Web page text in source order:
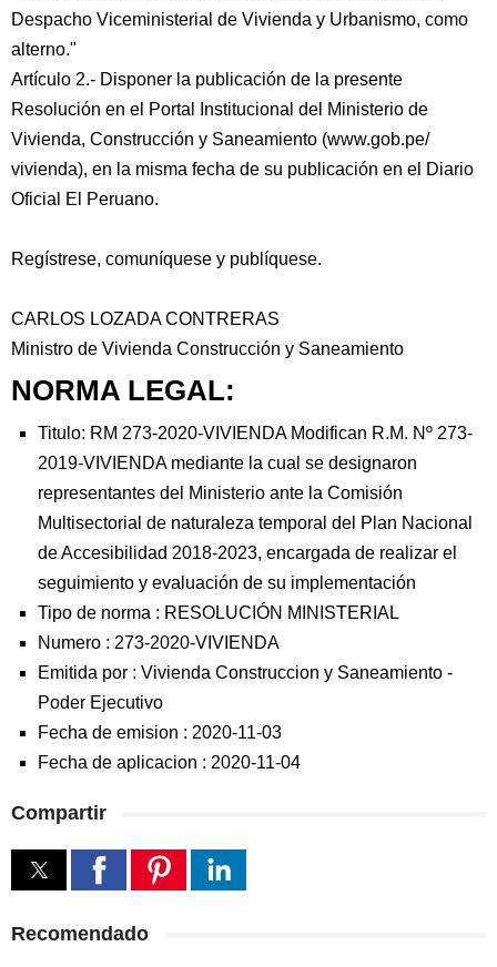
Despacho Viceministerial de Vivienda y Urbanismo, como
alterno."
Artículo 2.- Disponer la publicación de la presente
Resolución en el Portal Institucional del Ministerio de
Vivienda, Construcción y Saneamiento (www.gob.pe/
vivienda), en la misma fecha de su publicación en el Diario
Oficial El Peruano.
Regístrese, comuníquese y publíquese.
CARLOS LOZADA CONTRERAS
Ministro de Vivienda Construcción y Saneamiento
NORMA LEGAL:
Titulo: RM 273-2020-VIVIENDA Modifican R.M. Nº 273-
2019-VIVIENDA mediante la cual se designaron
representantes del Ministerio ante la Comisión
Multisectorial de naturaleza temporal del Plan Nacional
de Accesibilidad 2018-2023, encargada de realizar el
seguimiento y evaluación de su implementación
Tipo de norma : RESOLUCIÓN MINISTERIAL
Numero : 273-2020-VIVIENDA
Emitida por : Vivienda Construccion y Saneamiento -
Poder Ejecutivo
Fecha de emision : 2020-11-03
Fecha de aplicacion : 2020-11-04
Compartir
Recomendado